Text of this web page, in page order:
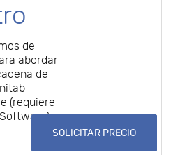
de
abordar
de
(requiere
SOLICITAR PRECIO